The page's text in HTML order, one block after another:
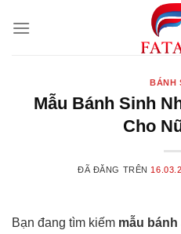
đến
BÁNH
Mẫu Bánh Sinh
Cho
ĐÃ ĐĂNG TRÊN
Bạn đang tìm kiếm mẫu